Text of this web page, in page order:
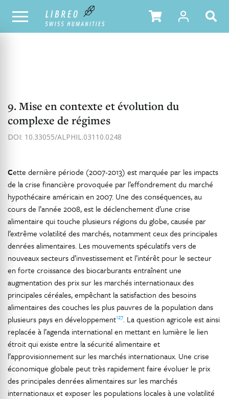
NOTRE CATALOGUE TABLE DES MATIÈRES
9. Mise en contexte et évolution du
complexe de régimes
DOI: 10.33055/ALPHIL.03110.0248
Cette dernière période (2007-2013) est marquée par les impacts
de la crise financière provoquée par l’effondrement du marché
hypothécaire américain en 2007. Une des conséquences, au
cours de l’année 2008, est le déclenchement d’une crise
alimentaire qui touche plusieurs régions du globe, causée par
l’extrême volatilité des marchés, notamment ceux des principales
denrées alimentaires. Les mouvements spéculatifs vers de
nouveaux secteurs d’investissement et l’intérêt pour le secteur
en forte croissance des biocarburants entraînent une
augmentation des prix sur les marchés internationaux des
principales céréales, empêchant la satisfaction des besoins
alimentaires des couches les plus pauvres de la population dans
plusieurs pays en développement127. La question agricole est ainsi
replacée à l’agenda international en mettant en lumière le lien
étroit qui existe entre la sécurité alimentaire et
l’approvisionnement sur les marchés internationaux. Une crise
économique globale peut très rapidement faire évoluer le prix
des principales denrées alimentaires sur les marchés
internationaux et exposer les populations locales à une volatilité